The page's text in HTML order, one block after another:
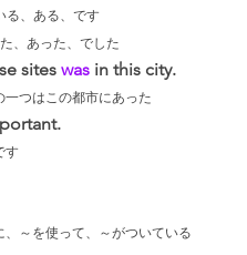
る、ある、です
、あった、でした
sites was in this city.
一つはこの都市にあった
す
、～を使って、～がついている